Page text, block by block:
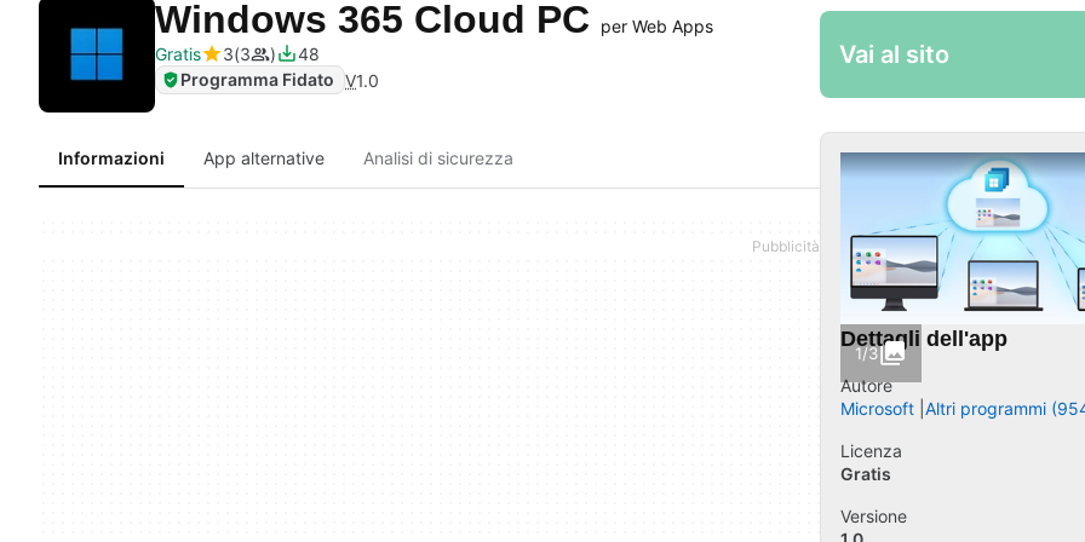
Windows 365 Cloud PC
per Web Apps
Gratis
3 3
48
Programma Fidato V1.0
Vai al sito
Informazioni App alternative Analisi di sicurezza
1/3
Dettagli dell'app
Autore
Microsoft Altri programmi
Licenza
Gratis
Versione